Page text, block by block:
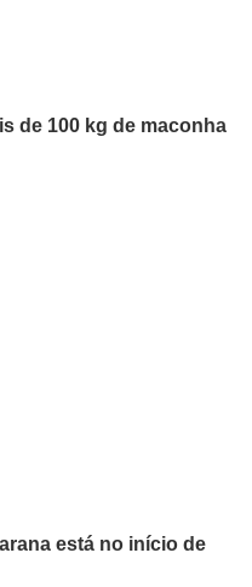
de 100 kg de maconha
está no início de